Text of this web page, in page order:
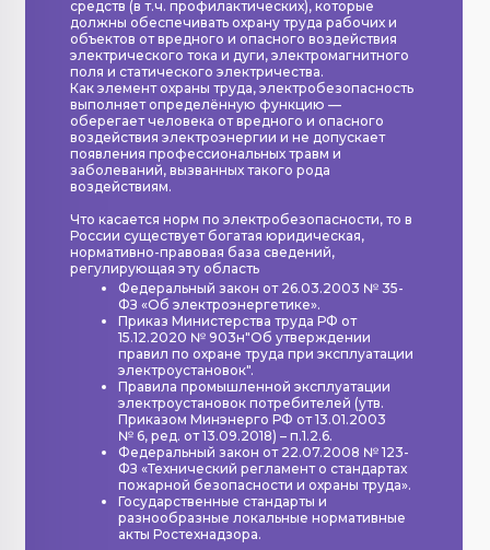
средств (в т.ч. профилактических), которые
должны обеспечивать охрану труда рабочих и
объектов от вредного и опасного воздействия
электрического тока и дуги, электромагнитного
поля и статического электричества.
Как элемент охраны труда, электробезопасность
выполняет определённую функцию —
оберегает человека от вредного и опасного
воздействия электроэнергии и не допускает
появления профессиональных травм и
заболеваний, вызванных такого рода
воздействиям.
Что касается норм по электробезопасности, то в
России существует богатая юридическая,
нормативно-правовая база сведений,
регулирующая эту область
Федеральный закон от 26.03.2003 № 35-
ФЗ «Об электроэнергетике».
Приказ Министерства труда РФ от
15.12.2020 № 903н"Об утверждении
правил по охране труда при эксплуатации
электроустановок".
Правила промышленной эксплуатации
электроустановок потребителей (утв.
Приказом Минэнерго РФ от 13.01.2003
№ 6, ред. от 13.09.2018) – п.1.2.6.
Федеральный закон от 22.07.2008 № 123-
ФЗ «Технический регламент о стандартах
пожарной безопасности и охраны труда».
Государственные стандарты и
разнообразные локальные нормативные
акты Ростехнадзора.